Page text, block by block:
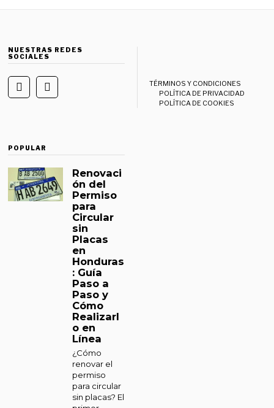
NUESTRAS REDES
SOCIALES
TÉRMINOS Y CONDICIONES
POLÍTICA DE PRIVACIDAD
POLÍTICA DE COOKIES
POPULAR
Renovaci
ón del
Permiso
para
Circular
sin
Placas
en
Honduras
: Guía
Paso a
Paso y
Cómo
Realizarl
o en
Línea
¿Cómo
renovar el
permiso
para circular
sin placas? El